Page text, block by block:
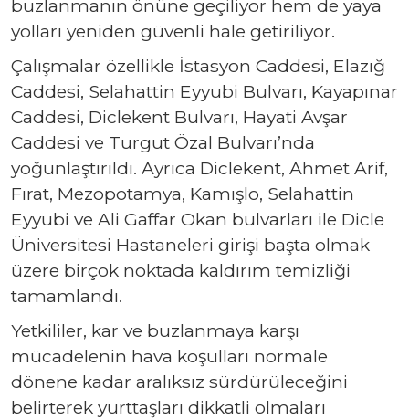
buzlanmanın önüne geçiliyor hem de yaya
yolları yeniden güvenli hale getiriliyor.
Çalışmalar özellikle İstasyon Caddesi, Elazığ
Caddesi, Selahattin Eyyubi Bulvarı, Kayapınar
Caddesi, Diclekent Bulvarı, Hayati Avşar
Caddesi ve Turgut Özal Bulvarı’nda
yoğunlaştırıldı. Ayrıca Diclekent, Ahmet Arif,
Fırat, Mezopotamya, Kamışlo, Selahattin
Eyyubi ve Ali Gaffar Okan bulvarları ile Dicle
Üniversitesi Hastaneleri girişi başta olmak
üzere birçok noktada kaldırım temizliği
tamamlandı.
Yetkililer, kar ve buzlanmaya karşı
mücadelenin hava koşulları normale
dönene kadar aralıksız sürdürüleceğini
belirterek yurttaşları dikkatli olmaları